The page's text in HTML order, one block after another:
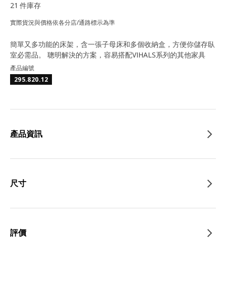
21 件庫存
實際貨況與價格依各分店/通路標示為準
簡單又多功能的床架，含一張子母床和多個收納盒，方便你儲存臥
室必需品。 聰明解決的方案，容易搭配VIHALS系列的其他家具
產品編號
295.820.12
產品資訊
尺寸
評價